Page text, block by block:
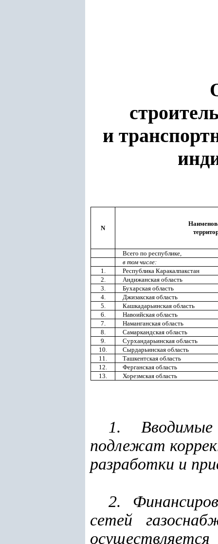
и
N
Всего по республике,
в том числе:
1.
Республика Каракалпакстан
2.
Андижанская область
3.
Бухарская область
4.
Джизакская область
5.
Кашкадарьинская область
6.
Навоийская область
7.
Наманганская область
8.
Самаркандская область
9.
Сурхандарьинская область
10.
Сырдарьинская область
11.
Ташкентская область
12.
Ферганская область
13.
Хорезмская область
1.
подлежат
разработки и
2.
сетей